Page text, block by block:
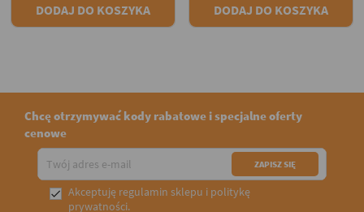
DODAJ DO KOSZYKA DODAJ DO KOSZYKA
Chcę otrzymywać kody rabatowe i specjalne oferty
cenowe
 Akceptuję regulamin sklepu i politykę
prywatności.